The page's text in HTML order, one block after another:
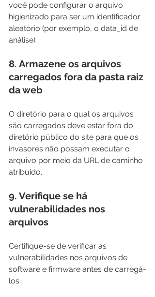
você pode configurar o arquivo
higienizado para ser um identificador
aleatório (por exemplo, o data_id de
análise).
8. Armazene os arquivos
carregados fora da pasta raiz
da web
O diretório para o qual os arquivos
são carregados deve estar fora do
diretório público do site para que os
invasores não possam executar o
arquivo por meio da URL de caminho
atribuído.
9. Verifique se há
vulnerabilidades nos
arquivos
Certifique-se de verificar as
vulnerabilidades nos arquivos de
software e firmware antes de carregá-
los.